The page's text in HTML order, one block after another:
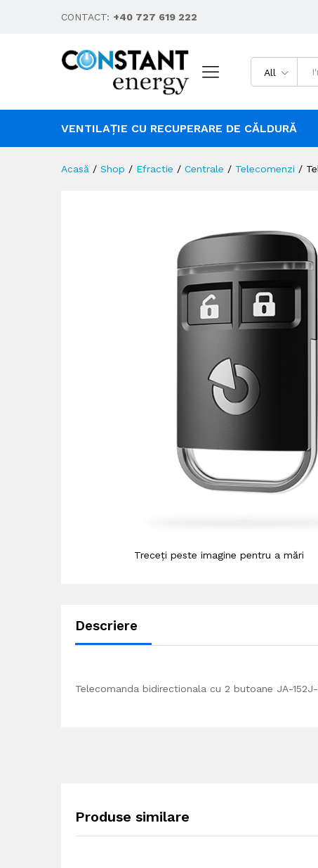
CONTACT: +40 727 619 222
All
VENTILAȚIE CU RECUPERARE DE CĂLDURĂ
Acasă / Shop / Efractie / Centrale / Telecomenzi /
Treceți peste imagine pentru a mări
Descriere
Telecomanda bidirectionala cu 2 butoane JA-
Produse similare